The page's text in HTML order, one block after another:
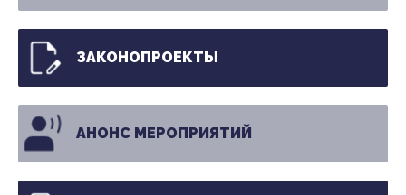
ЗАКОНОПРОЕКТЫ
АНОНС МЕРОПРИЯТИЙ